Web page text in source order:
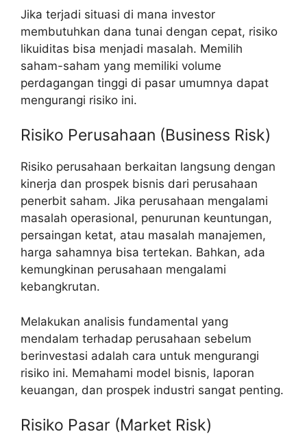
Jika terjadi situasi di mana investor
membutuhkan dana tunai dengan cepat, risiko
likuiditas bisa menjadi masalah. Memilih
saham-saham yang memiliki volume
perdagangan tinggi di pasar umumnya dapat
mengurangi risiko ini.
Risiko Perusahaan (Business Risk)
Risiko perusahaan berkaitan langsung dengan
kinerja dan prospek bisnis dari perusahaan
penerbit saham. Jika perusahaan mengalami
masalah operasional, penurunan keuntungan,
persaingan ketat, atau masalah manajemen,
harga sahamnya bisa tertekan. Bahkan, ada
kemungkinan perusahaan mengalami
kebangkrutan.
Melakukan analisis fundamental yang
mendalam terhadap perusahaan sebelum
berinvestasi adalah cara untuk mengurangi
risiko ini. Memahami model bisnis, laporan
keuangan, dan prospek industri sangat penting.
Risiko Pasar (Market Risk)